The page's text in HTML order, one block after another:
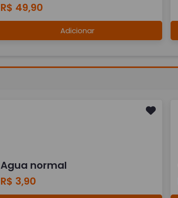
R$ 49,90
Adicionar
Agua normal
R$ 3,90